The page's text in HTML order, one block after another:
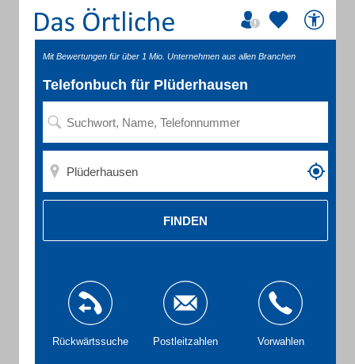
Mit Bewertungen für über 1 Mio. Unternehmen aus allen Branchen
Telefonbuch für Plüderhausen
FINDEN
Rückwärtssuche Postleitzahlen Vorwahlen